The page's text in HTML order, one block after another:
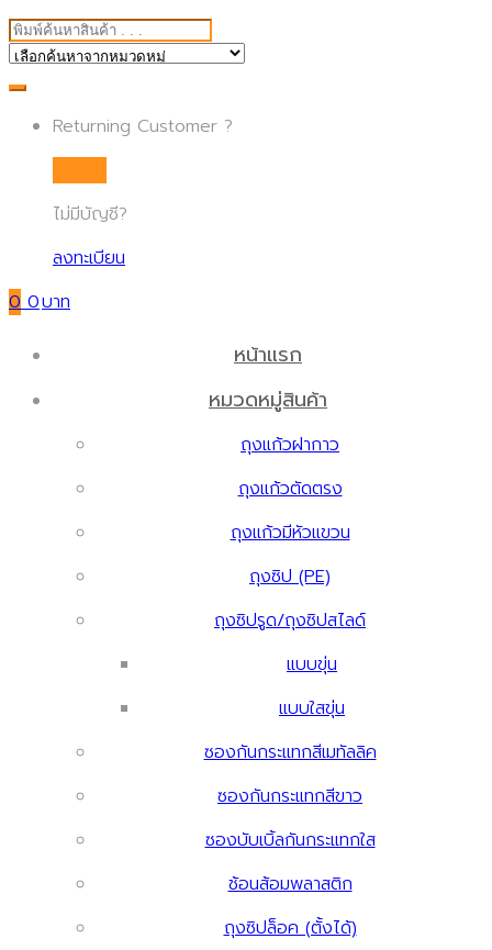
Search for:
Returning Customer ?
ไม่มีบัญชี?
ลงทะเบียน
0 0
หน้าแรก
หมวดหมู่สินค้า
ถุงแก้วฝากาว
ถุงแก้วตัดตรง
ถุงแก้วมีหัวแขวน
ถุงซิป (PE)
ถุงซิปรูด/ถุงซิปสไลด์
แบบขุ่น
แบบใสขุ่น
ซองกันกระแทกสีเมทัลลิค
ซองกันกระแทกสีขาว
ซองบับเบิ้ลกันกระแทกใส
ช้อนส้อมพลาสติก
ถุงซิปล็อค (ตั้งได้)